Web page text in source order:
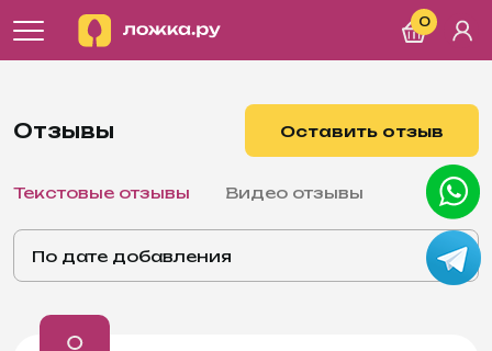
0
Отзывы Оставить отзыв
Текстовые отзывы Видео отзывы
По дате добавления